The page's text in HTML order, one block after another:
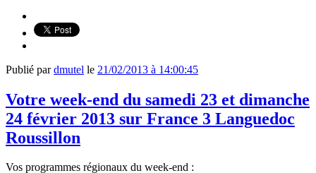
Publié pardmutel le 21/02/2013 à 14:00:45
Votre week-end du samedi 23 et dimanche
24 février 2013 sur France 3 Languedoc
Roussillon
Vos programmes régionaux du week-end :